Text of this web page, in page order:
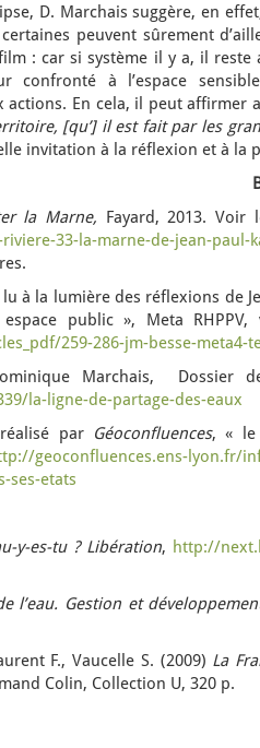
D. Marchais suggère, en
peuvent sûrement
: car si système il y a, il reste
confronté à l’espace
En cela, il peut affirmer
[qu’] il est fait par les
invitation à la réflexion et à la
la Marne, Fayard, 2013. Voir
33-la-marne-de-jean-paul-
à la lumière des réflexions de
public », Meta
259-286-jm-besse-meta4-
Marchais, Dossier
la-ligne-de-partage-des-eaux
par Géoconfluences, « le
geoconfluences.ens-lyon.fr/
ses-etats
y-es-tu ? Libération, http://
l’eau. Gestion et
F., Vaucelle S. (2009) La
Colin, Collection U, 320 p.